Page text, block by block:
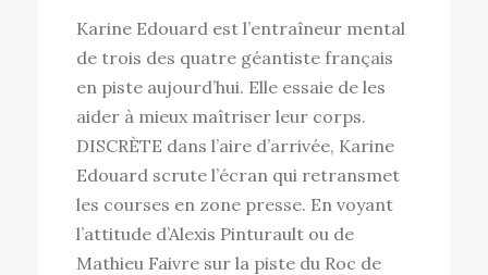
Karine Edouard est l’entraîneur mental
de trois des quatre géantiste français
en piste aujourd’hui. Elle essaie de les
aider à mieux maîtriser leur corps.
DISCRÈTE dans l’aire d’arrivée, Karine
Edouard scrute l’écran qui retransmet
les courses en zone presse. En voyant
l’attitude d’Alexis Pinturault ou de
Mathieu Faivre sur la piste du Roc de